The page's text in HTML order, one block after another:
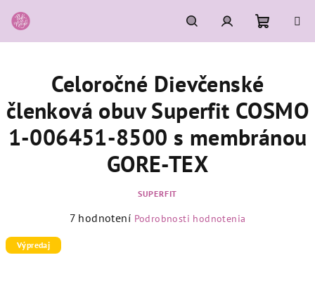
na
obsah
HľadaťPrihlásenie
košík
Celoročné Dievčenské
členková obuv Superfit COSMO
1-006451-8500 s membránou
GORE-TEX
SUPERFIT
Priemerné
7 hodnotení Podrobnosti hodnotenia
Výpredaj